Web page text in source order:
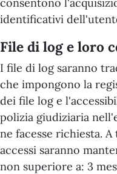
identificativi
File di log e loro
I file di log saranno
che impongono la
dei file log e
polizia giudiziaria
ne facesse richiesta.
accessi saranno
non superiore a: 3